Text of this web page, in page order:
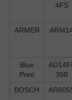
4FS
ARMER
Blue
Print
AD14FL
350
BOSCH